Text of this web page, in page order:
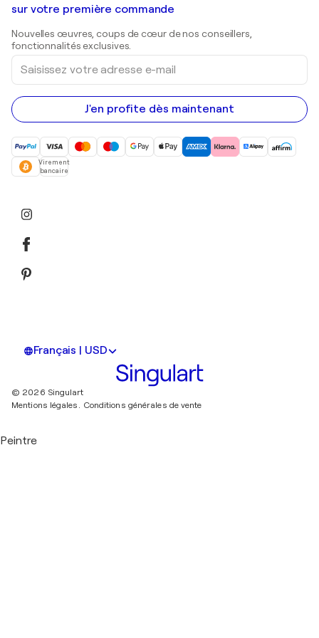
Shepard Fairey
Estampes
Peintures acryliques
Galeries d'art en Belgique
sur votre première commande
Nouvelles œuvres, coups de cœur de nos conseillers,
fonctionnalités exclusives.
Saisissez
votre
adresse
e-
mail
J'en profite dès maintenant
Virement
bancaire
Français | USD
© 2026 Singulart
Mentions légales. Conditions générales de vente
Peintre